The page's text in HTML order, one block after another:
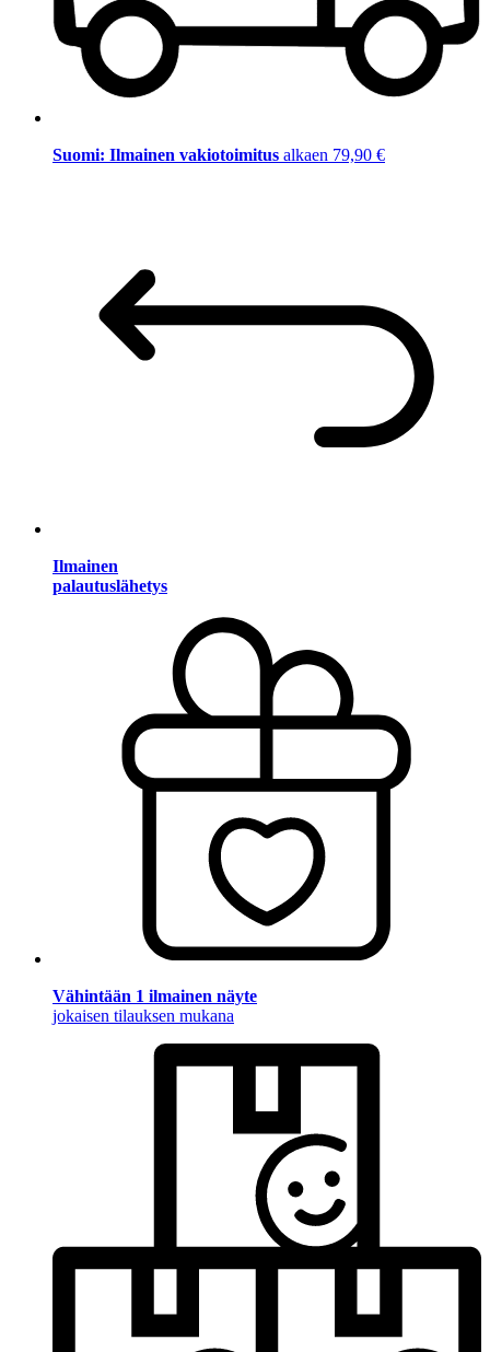
Suomi: Ilmainen vakiotoimitus alkaen 79,90 €
Ilmainen
palautuslähetys
Vähintään 1 ilmainen näyte
jokaisen tilauksen mukana